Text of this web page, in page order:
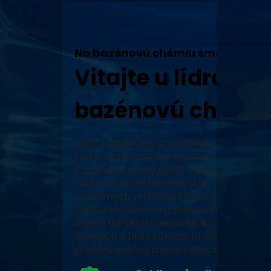
Na bazénovú chémiu sme tu my!
Vitajte u lídra v
bazénovú chémiu!
Naša rodinná firma sa pýši tradíciou,
vôd a vodárenských technológií a
Ponúkame široký výber vysoko
vodu vo vašom bazéne. Naše produkty,
moderných výrobných technológiách,
konkurenciou, no s garantovaným
našich tabliet a chemikálií, ktoré prešli
účinnosti a bezpečnosti. Urobte z vášho
je našou vášňou a špecializáciou.